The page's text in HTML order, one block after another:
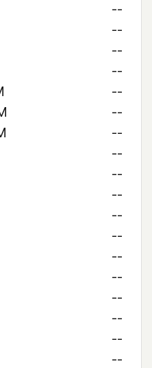
--
--
--
--
--
--
--
--
--
--
--
--
--
--
--
--
--
--